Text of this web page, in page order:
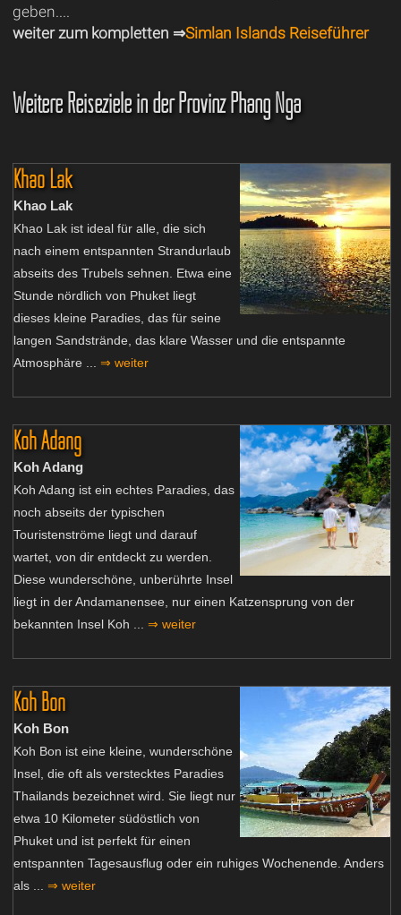
geben....
weiter zum kompletten ⇒Simlan Islands Reiseführer
Weitere Reiseziele in der Provinz Phang Nga
Khao Lak
Khao Lak
Khao Lak ist ideal für alle, die sich
nach einem entspannten Strandurlaub
abseits des Trubels sehnen. Etwa eine
Stunde nördlich von Phuket liegt
dieses kleine Paradies, das für seine
langen Sandstrände, das klare Wasser und die entspannte
Atmosphäre ... ⇒ weiter
Koh Adang
Koh Adang
Koh Adang ist ein echtes Paradies, das
noch abseits der typischen
Touristenströme liegt und darauf
wartet, von dir entdeckt zu werden.
Diese wunderschöne, unberührte Insel
liegt in der Andamanensee, nur einen Katzensprung von der
bekannten Insel Koh ... ⇒ weiter
Koh Bon
Koh Bon
Koh Bon ist eine kleine, wunderschöne
Insel, die oft als verstecktes Paradies
Thailands bezeichnet wird. Sie liegt nur
etwa 10 Kilometer südöstlich von
Phuket und ist perfekt für einen
entspannten Tagesausflug oder ein ruhiges Wochenende. Anders
als ... ⇒ weiter